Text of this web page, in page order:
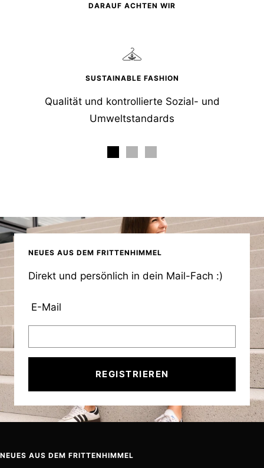
DARAUF ACHTEN WIR
SUSTAINABLE FASHION
Qualität und kontrollierte Sozial- und
Umweltstandards
NEUES AUS DEM FRITTENHIMMEL
Direkt und persönlich in dein Mail-Fach :)
E-Mail
REGISTRIEREN
NEUES AUS DEM FRITTENHIMMEL